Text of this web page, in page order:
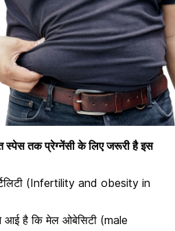
स्पेस तक प्रेग्नेंसी के लिए जरूरी है इस
(Infertility and obesity in
आई है कि मेल ओबेसिटी (male